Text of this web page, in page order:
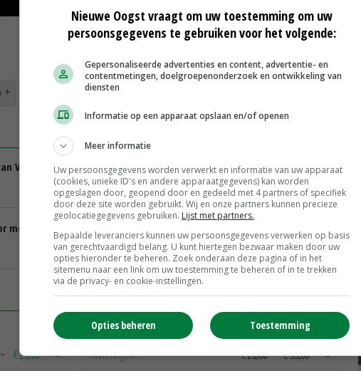
Van der
Akkerbouwer zoekt zijn mooiste
bewaaruien
03-01-2020
mooiste
21-01-2016
~ € 23,00
Peen
Noteringen
€ 26,00~ € 33,00
Nieuwe Oogst vraagt om uw toestemming om uw
persoonsgegevens te gebruiken voor het volgende:
Gepersonaliseerde advertenties en content, advertentie- en
contentmetingen, doelgroepenonderzoek en ontwikkeling van
diensten
Informatie op een apparaat opslaan en/of openen
Meer informatie
Uw persoonsgegevens worden verwerkt en informatie van uw apparaat
(cookies, unieke ID's en andere apparaatgegevens) kan worden
opgeslagen door, geopend door en gedeeld met 4 partners of specifiek
door deze site worden gebruikt. Wij en onze partners kunnen precieze
geolocatiegegevens gebruiken. Lijst met partners.
Bepaalde leveranciers kunnen uw persoonsgegevens verwerken op basis
van gerechtvaardigd belang. U kunt hiertegen bezwaar maken door uw
opties hieronder te beheren. Zoek onderaan deze pagina of in het
sitemenu naar een link om uw toestemming te beheren of in te trekken
via de privacy- en cookie-instellingen.
Toestemming
Opties beheren